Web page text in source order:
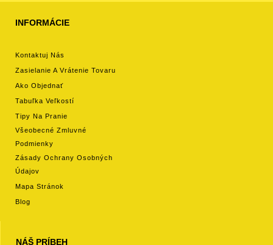
INFORMÁCIE
Kontaktuj Nás
Zasielanie A Vrátenie Tovaru
Ako Objednať
Tabuľka Veľkostí
Tipy Na Pranie
Všeobecné Zmluvné
Podmienky
Zásady Ochrany Osobných
Údajov
Mapa Stránok
Blog
NÁŠ PRÍBEH